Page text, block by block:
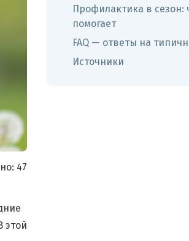
47
этой
Профилактика в сезон:
помогает
FAQ — ответы на
Источники